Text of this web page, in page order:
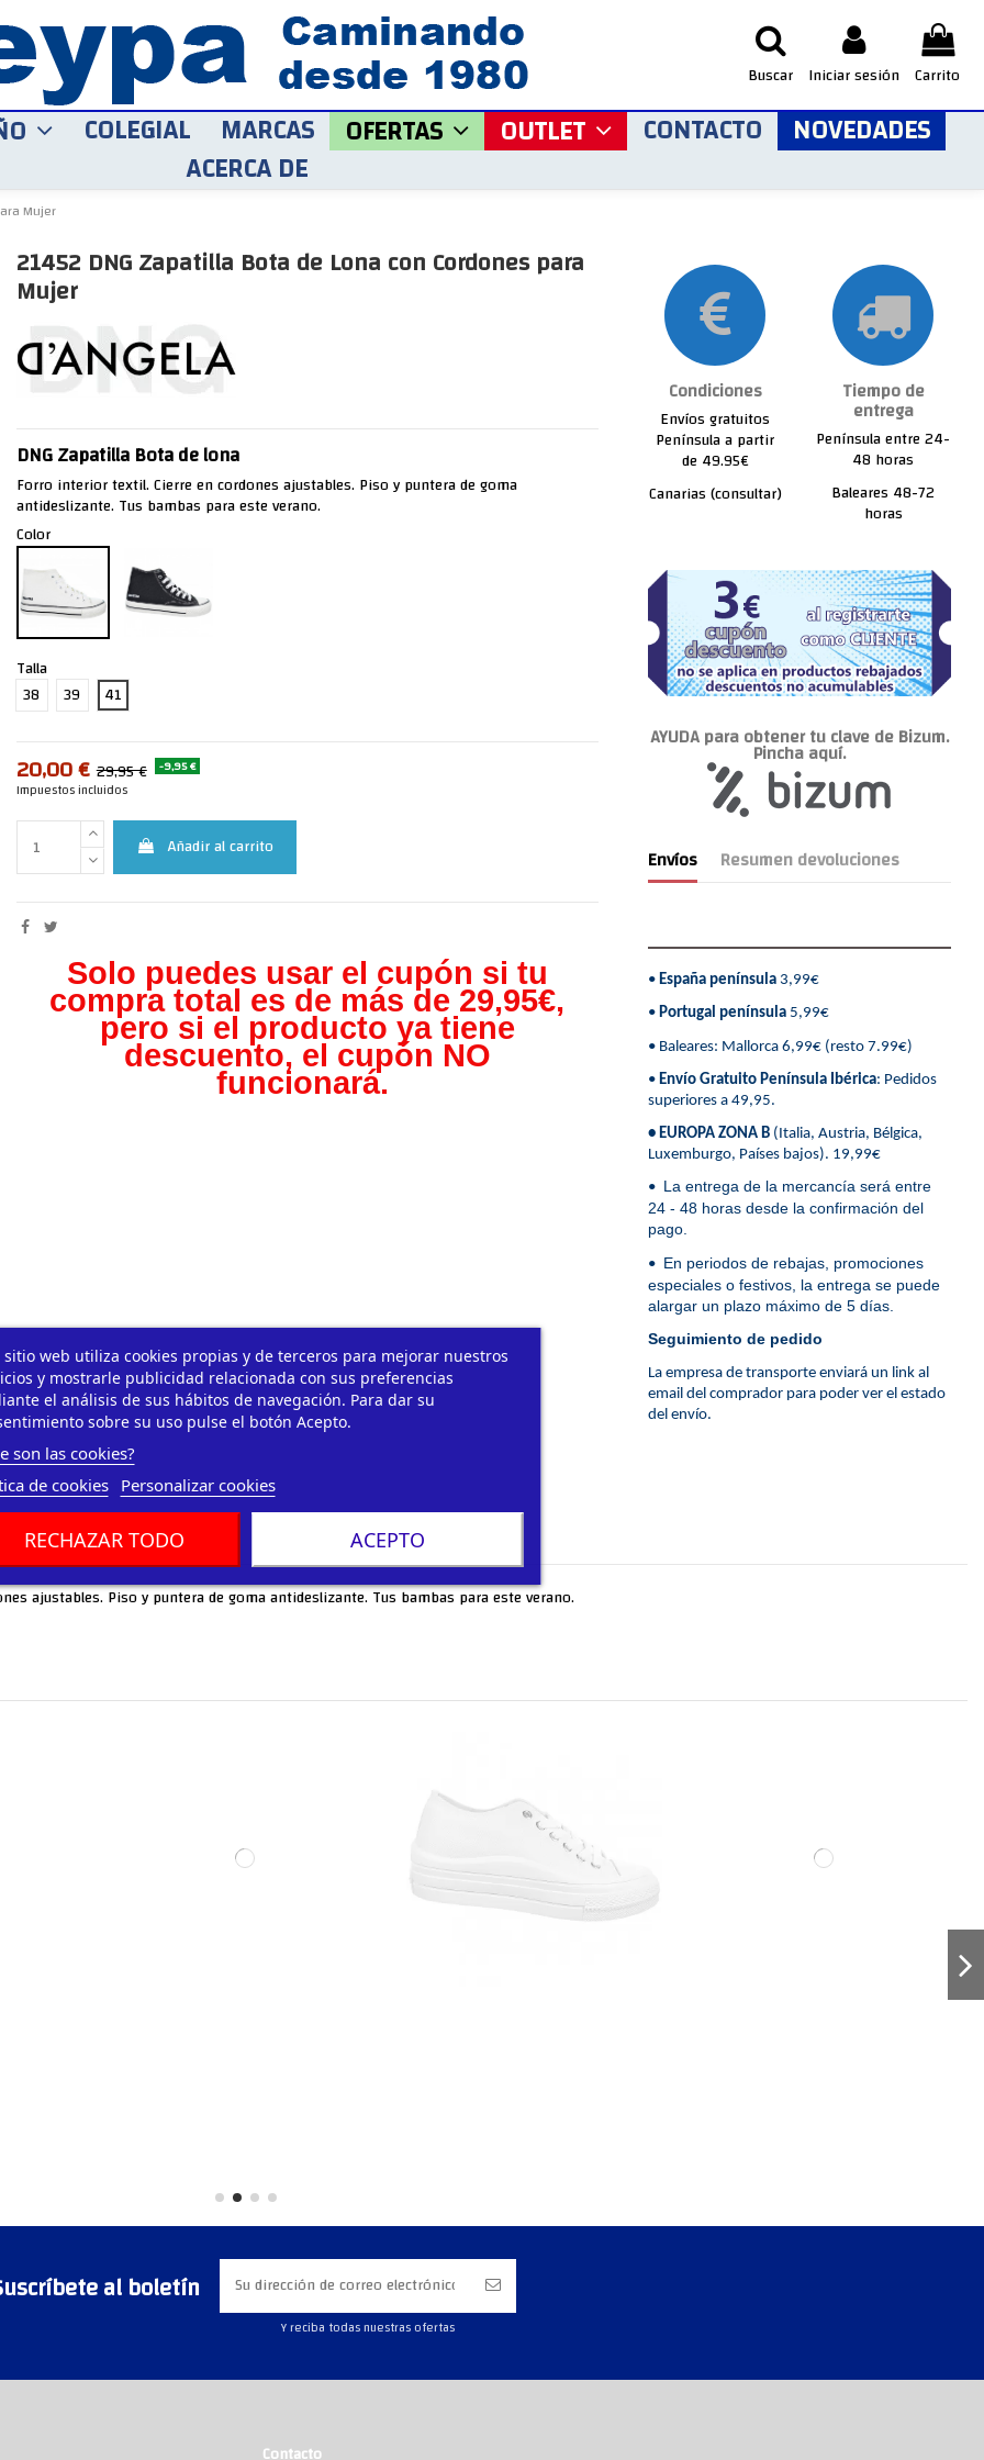
Buscar Iniciar sesión Carrito
sitio web utiliza cookies propias y de terceros para mejorar nuestros
y mostrarle publicidad relacionada con sus preferencias
el análisis de sus hábitos de navegación. Para dar su
sobre su uso pulse el botón Acepto.
son las cookies?
de cookies
Personalizar cookies
RECHAZAR TODO ACEPTO
COLEGIAL MARCAS OFERTAS OUTLET CONTACTO NOVEDADES
ACERCA DE
Mujer
21452 DNG Zapatilla Bota de Lona con Cordones para
Mujer
DNG Zapatilla Bota de lona
Forro interior textil. Cierre en cordones ajustables. Piso y puntera de goma
antideslizante. Tus bambas para este verano.
Color
Talla
38
39 41
20,00 € 29,95 € -9,95 €
Impuestos incluidos
Añadir al carrito
Solo puedes usar el cupón si tu
compra total es de más de 29,95€,
pero si el producto ya tiene
descuento, el cupón NO
funcionará.
Condiciones
Envíos gratuitos
Península a partir
de 49.95€
Canarias (consultar)
Tiempo de
entrega
Península entre 24-
48 horas
Baleares 48-72
horas
AYUDA para obtener tu clave de Bizum.
Pincha aquí.
Envíos Resumen devoluciones
• España península3,99€
• Portugal península5,99€
• Baleares: Mallorca 6,99€ (resto 7.99€)
• Envío Gratuito Península Ibérica: Pedidos
superiores a 49,95.
• EUROPA ZONA B(Italia, Austria, Bélgica,
Luxemburgo, Países bajos). 19,99€
• La entrega de la mercancía será entre
24 - 48 horas desde la confirmación del
pago.
• En periodos de rebajas, promociones
especiales o festivos, la entrega se puede
alargar un plazo máximo de 5 días.
Seguimiento de pedido
La empresa de transporte enviará un link al
email del comprador para poder ver el estado
del envío.
ajustables. Piso y puntera de goma antideslizante. Tus bambas para este verano.
al boletín
Y reciba todas nuestras ofertas